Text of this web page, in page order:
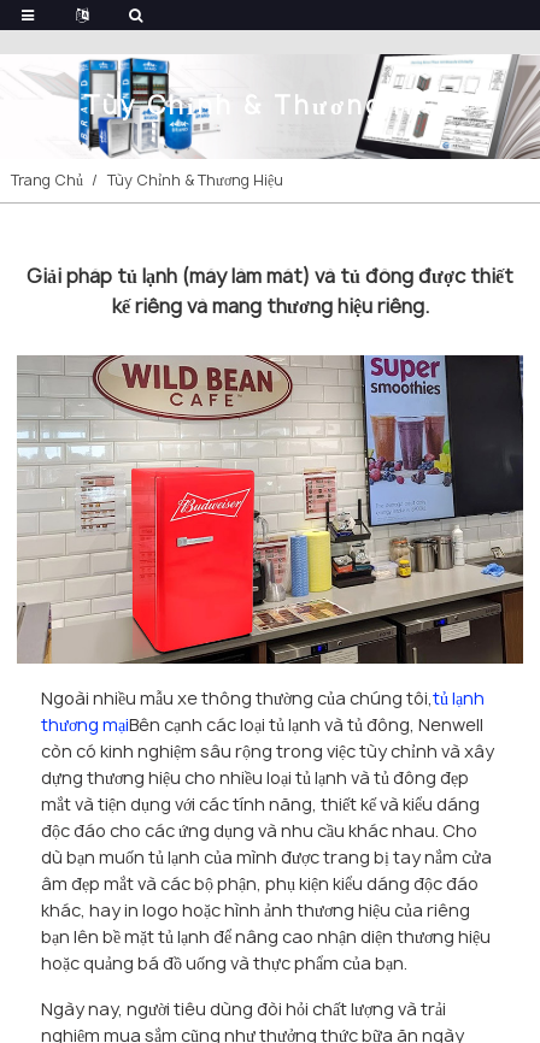
Tùy Chỉnh & Thương Hiệu
Trang Chủ Tùy Chỉnh & Thương Hiệu
Giải pháp tủ lạnh (máy làm mát) và tủ đông được thiết
kế riêng và mang thương hiệu riêng.
Ngoài nhiều mẫu xe thông thường của chúng tôi,tủ lạnh
thương mạiBên cạnh các loại tủ lạnh và tủ đông, Nenwell
còn có kinh nghiệm sâu rộng trong việc tùy chỉnh và xây
dựng thương hiệu cho nhiều loại tủ lạnh và tủ đông đẹp
mắt và tiện dụng với các tính năng, thiết kế và kiểu dáng
độc đáo cho các ứng dụng và nhu cầu khác nhau. Cho
dù bạn muốn tủ lạnh của mình được trang bị tay nắm cửa
âm đẹp mắt và các bộ phận, phụ kiện kiểu dáng độc đáo
khác, hay in logo hoặc hình ảnh thương hiệu của riêng
bạn lên bề mặt tủ lạnh để nâng cao nhận diện thương hiệu
hoặc quảng bá đồ uống và thực phẩm của bạn.
Ngày nay, người tiêu dùng đòi hỏi chất lượng và trải
nghiệm mua sắm cũng như thưởng thức bữa ăn ngày